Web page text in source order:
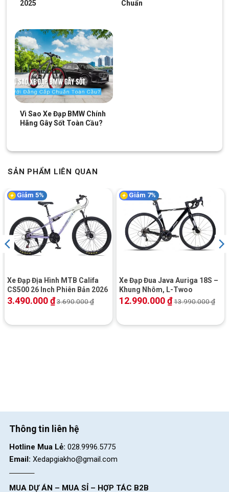
hợp kim thép chắc chắn, hệ thống giảm xóc êm ái, phanh đĩa
cơ an toàn, bộ truyền động đơn giản cùng lốp xe 26 inch bám
đường tốt. Đây chắc chắn là sự lựa chọn lý tưởng cho những ai
muốn cảm giác lái mạnh mẽ, ổn định trên mọi cung đường. Nếu
bạn đang tìm kiếm một mẫu xe đạp địa hình bền bỉ, dễ sử dụng
thì hãy đến ngay Xe Đạp Giá Kho
cùng những ưu đãi hấp dẫn nhất.
2025
Chuẩn
Vì Sao Xe Đạp BMW Chính
Hãng Gây Sốt Toàn Cầu?
SẢN PHẨM LIÊN QUAN
Giảm 5%
Xe Đạp Địa Hình MTB Califa
CS500 26 Inch Phiên Bản 2026
3.490.000₫3.690.000₫
Giảm 7%
Xe Đạp Đua Java Auriga 18S –
Khung Nhôm, L-Twoo
12.990.000₫13.990.000₫
Thông tin liên hệ
Hotline Mua Lẻ: 028.9996.5775
Email: Xedapgiakho@gmail.com
MUA DỰ ÁN – MUA SỈ – HỢP TÁC B2B